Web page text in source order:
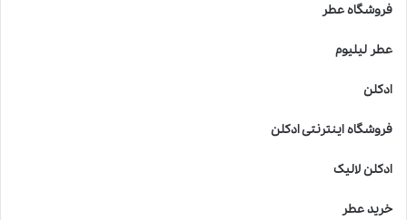
فروشگاه عطر
عطر لیلیوم
ادکلن
فروشگاه اینترنتی ادکلن
ادکلن لالیک
خرید عطر